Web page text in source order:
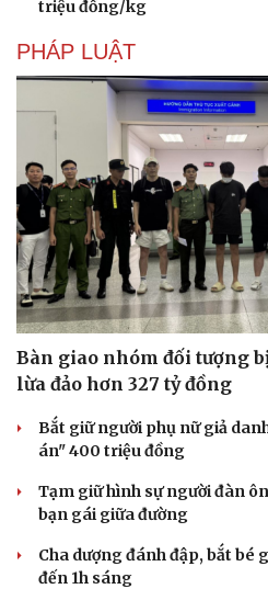
triệu đồng/kg
PHÁP LUẬT
Bàn giao nhóm đối tượng
lừa đảo hơn 327 tỷ đồng
Bắt giữ người phụ nữ giả
án" 400 triệu đồng
Tạm giữ hình sự người đàn
bạn gái giữa đường
Cha dượng đánh đập, bắt bé
đến 1h sáng